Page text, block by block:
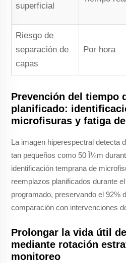
superficial
Riesgo de
separación de
capas
Por hora
Prevención del tiempo
planificado:
microfisuras y fatiga
La imagen hiperespectral detecta
tan pequeños como 50 Î¼m
identificación temprana de
reemplazos planificados durante
programado, preservando el 92%
comparación con intervenciones
Prolongar la vida útil
mediante rotación
monitoreo